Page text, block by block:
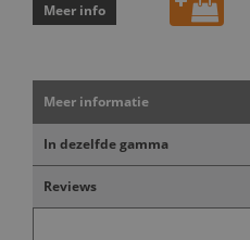
Meer info
Meer informatie
In dezelfde gamma
Reviews